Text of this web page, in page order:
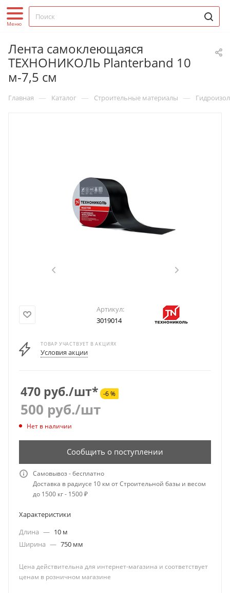
Лента самоклеющаяся
ТЕХНОНИКОЛЬ Planterband 10
м-7,5 см
Главная — Каталог — Строительные материалы —
Артикул:
3019014
ТОВАР УЧАСТВУЕТ В АКЦИЯХ
Условия акции
470 руб./шт* -6 %
500 руб./шт
Нет в наличии
Сообщить о поступлении
Самовывоз - бесплатно
Доставка в радиусе 10 км от Строительной базы и весом
до 1500 кг - 1500 ₽
Характеристики
Длина — 10 м
Ширина — 750 мм
Цена действительна для интернет-магазина и соответствует
ценам в розничном магазине